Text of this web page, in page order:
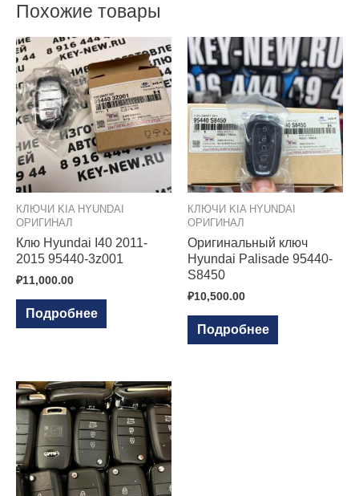
Похожие товары
КЛЮЧИ KIA HYUNDAI
ОРИГИНАЛ
Клю Hyundai I40 2011-
2015 95440-3z001
₽11,000.00
Подробнее
КЛЮЧИ KIA HYUNDAI
ОРИГИНАЛ
Оригинальный ключ
Hyundai Palisade 95440-
S8450
₽10,500.00
Подробнее